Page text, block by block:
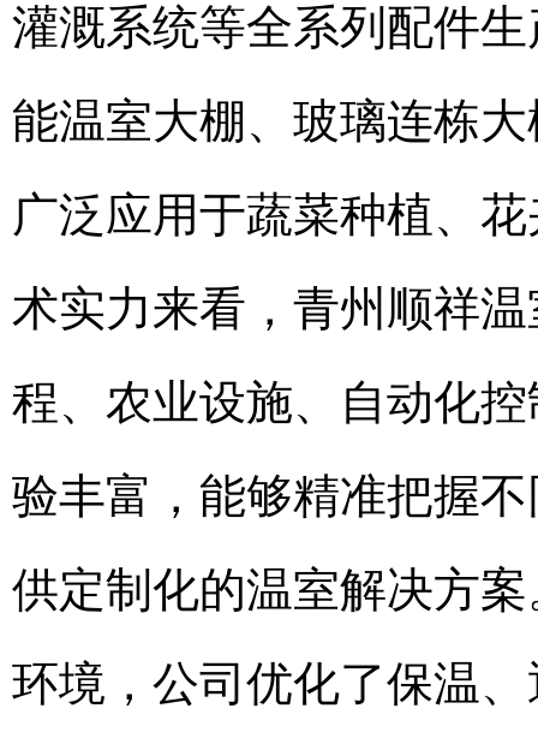
灌溉系统等全系列配件
能温室大棚、玻璃连栋
广泛应用于蔬菜种植、
术实力来看，青州顺祥
程、农业设施、自动化
验丰富，能够精准把握
供定制化的温室解决方
环境，公司优化了保温